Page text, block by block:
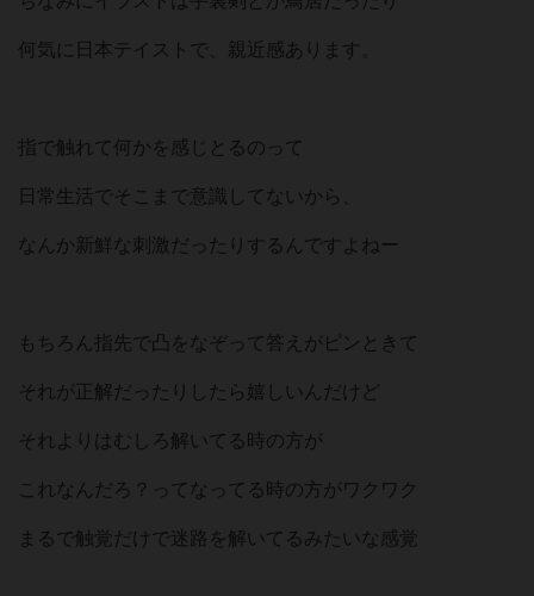
何気に日本テイストで、親近感あります。
指で触れて何かを感じとるのって
日常生活でそこまで意識してないから、
なんか新鮮な刺激だったりするんですよねー
もちろん指先で凸をなぞって答えがピンときて
それが正解だったりしたら嬉しいんだけど
それよりはむしろ解いてる時の方が
これなんだろ？ってなってる時の方がワクワク
まるで触覚だけで迷路を解いてるみたいな感覚